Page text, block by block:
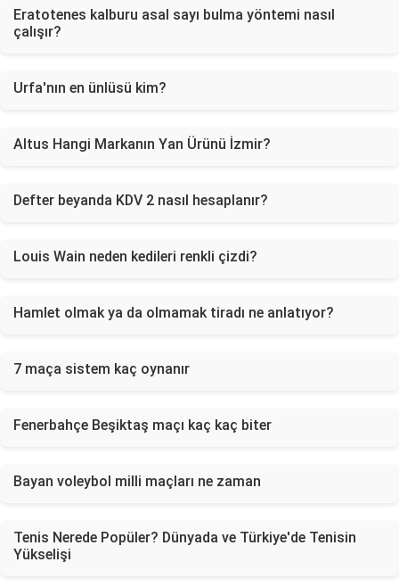
Eratotenes kalburu asal sayı bulma yöntemi nasıl
çalışır?
Urfa'nın en ünlüsü kim?
Altus Hangi Markanın Yan Ürünü İzmir?
Defter beyanda KDV 2 nasıl hesaplanır?
Louis Wain neden kedileri renkli çizdi?
Hamlet olmak ya da olmamak tiradı ne anlatıyor?
7 maça sistem kaç oynanır
Fenerbahçe Beşiktaş maçı kaç kaç biter
Bayan voleybol milli maçları ne zaman
Tenis Nerede Popüler? Dünyada ve Türkiye'de Tenisin
Yükselişi